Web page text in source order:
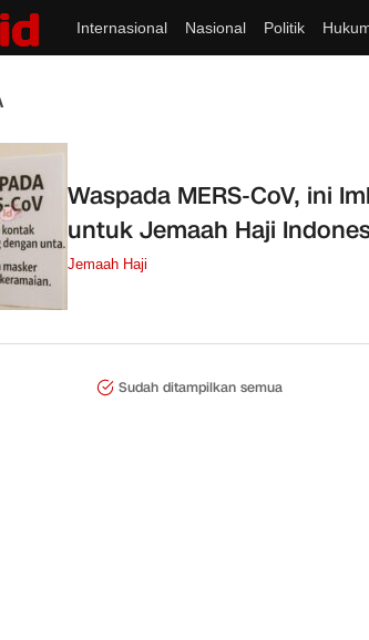
Internasional Nasional Politik
Waspada MERS-CoV, ini
untuk Jemaah Haji
Jemaah Haji
Sudah ditampilkan semua